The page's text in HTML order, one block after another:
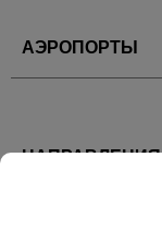
АЭРОПОРТЫ
НАПРАВЛЕНИЯ